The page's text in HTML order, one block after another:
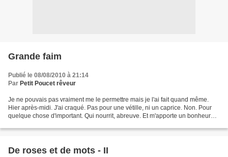
Grande faim
Publié le 08/08/2010 à 21:14
Par Petit Poucet rêveur
Je ne pouvais pas vraiment me le permettre mais je l'ai fait quand même.
Hier après-midi. J'ai craqué. Pas pour une vétille, ni un caprice. Non. Pour
quelque chose d'important. Qui nourrit, abreuve. Et m'apporte un bonheur
De roses et de mots - II